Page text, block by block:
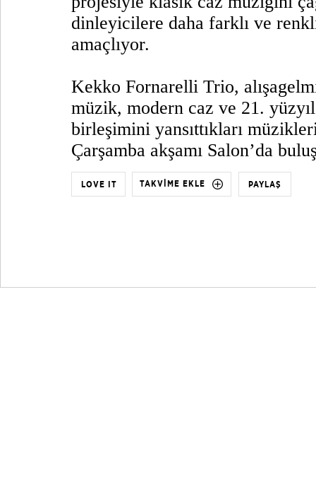
dinleyicilere daha farklı ve
amaçlıyor.
Kekko Fornarelli Trio,
müzik, modern caz ve 21.
birleşimini yansıttıkları
Çarşamba akşamı Salon’da
LOVE IT TAKVİME EKLE PAYLAŞ